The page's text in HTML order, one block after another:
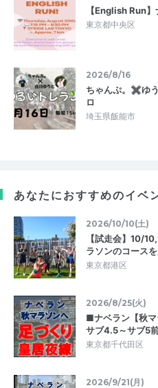
【English Run
東京都中央区
2026/8/16
ちゃんぷ。✖ゆ
ロ
埼玉県飯能市
あなたにおすすめのイベ
2026/10/10(土)
【試走会】10/
ラソンのコース
東京都港区
2026/8/25(火)
■ナベラン【秋マ
サブ4.5～サブ5
東京都千代田区
2026/9/21(月)